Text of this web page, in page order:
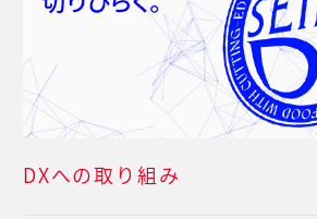
DXへの取り組み